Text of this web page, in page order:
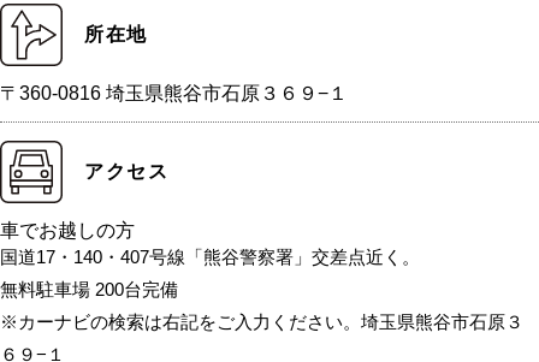
所在地
〒360-0816 埼玉県熊谷市石原３６９−１
アクセス
車でお越しの方
国道17・140・407号線「熊谷警察署」交差点近く。
無料駐車場 200台完備
※カーナビの検索は右記をご入力ください。埼玉県熊谷市石原３
６９−１